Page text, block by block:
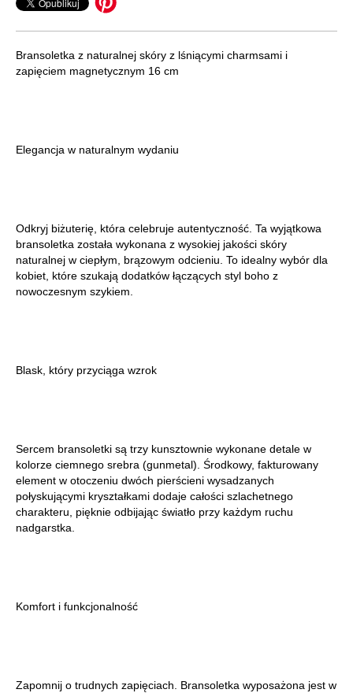
Bransoletka z naturalnej skóry z lśniącymi charmsami i
zapięciem magnetycznym 16 cm
Elegancja w naturalnym wydaniu
Odkryj biżuterię, która celebruje autentyczność. Ta wyjątkowa
bransoletka została wykonana z wysokiej jakości skóry
naturalnej w ciepłym, brązowym odcieniu. To idealny wybór dla
kobiet, które szukają dodatków łączących styl boho z
nowoczesnym szykiem.
Blask, który przyciąga wzrok
Sercem bransoletki są trzy kunsztownie wykonane detale w
kolorze ciemnego srebra (gunmetal). Środkowy, fakturowany
element w otoczeniu dwóch pierścieni wysadzanych
połyskującymi kryształkami dodaje całości szlachetnego
charakteru, pięknie odbijając światło przy każdym ruchu
nadgarstka.
Komfort i funkcjonalność
Zapomnij o trudnych zapięciach. Bransoletka wyposażona jest w